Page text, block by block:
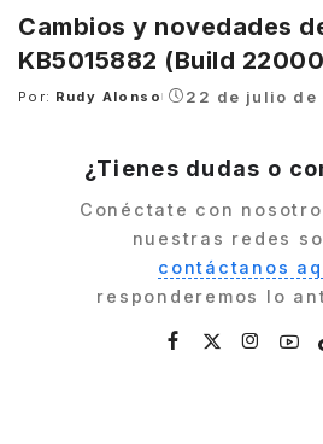
Cambios y novedades
KB5015882 (Build
Posted
Por: Rudy Alonso 22 de julio de
¿Tienes dudas o
Conéctate con
nuestras redes
contáctanos
responderemos lo